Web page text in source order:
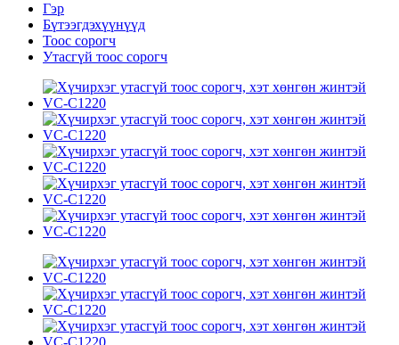
Гэр
Бүтээгдэхүүнүүд
Тоос сорогч
Утасгүй тоос сорогч